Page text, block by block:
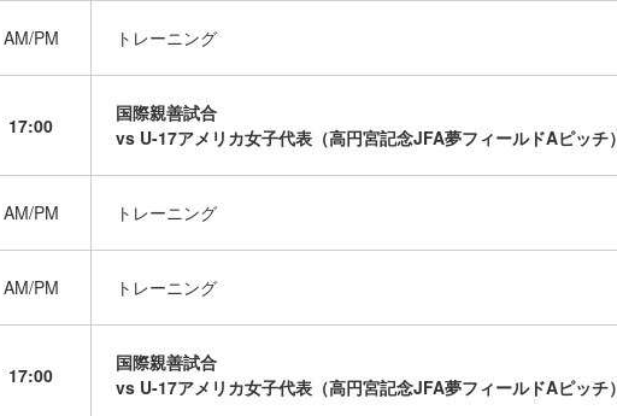
AM/PM トレーニング
17:00
国際親善試合
vs U-17アメリカ女子代表（高円宮記念JFA夢フィールドAピッチ）
AM/PM トレーニング
AM/PM トレーニング
17:00
国際親善試合
vs U-17アメリカ女子代表（高円宮記念JFA夢フィールドAピッチ）